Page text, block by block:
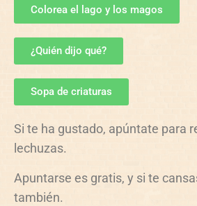
Colorea el lago y los magos
¿Quién dijo qué?
Sopa de criaturas
Si te ha gustado, apúntate para
lechuzas.
Apuntarse es gratis, y si te
también.